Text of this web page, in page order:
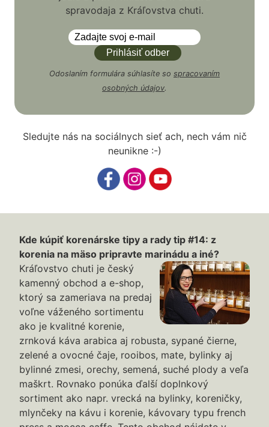
spravodaja z Kráľovstva chuti.
Odoslaním formulára súhlasíte so spracovaním
osobných údajov.
Sledujte nás na sociálnych sieť ach, nech vám nič
neunikne :-)
Kde kúpiť korenárske tipy a rady tip #14: z
korenia na mäso pripravte marinádu a iné?
Kráľovstvo chuti je český
kamenný obchod a e-shop,
ktorý sa zameriava na predaj
voľne váženého sortimentu
ako je kvalitné korenie,
zrnková káva arabica aj robusta, sypané čierne,
zelené a ovocné čaje, rooibos, mate, bylinky aj
bylinné zmesi, orechy, semená, suché plody a veľa
maškrt. Rovnako ponúka ďalší doplnkový
sortiment ako napr. vrecká na bylinky, koreničky,
mlynčeky na kávu i korenie, kávovary typu french